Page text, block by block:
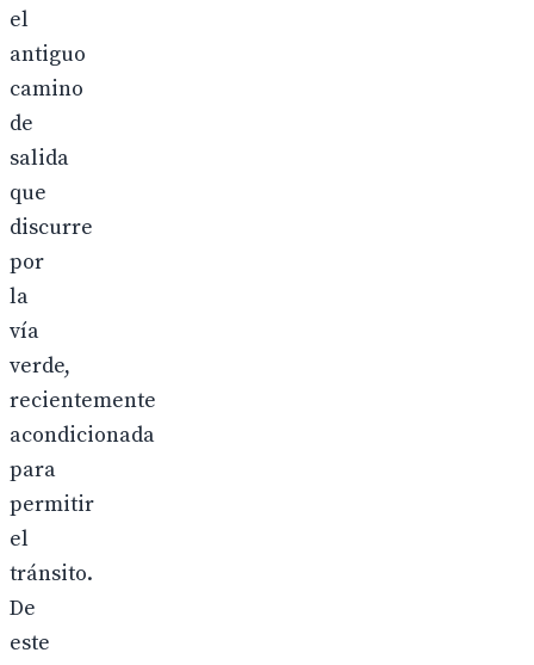
el
antiguo
camino
de
salida
que
discurre
por
la
vía
verde,
recientemente
acondicionada
para
permitir
el
tránsito.
De
este